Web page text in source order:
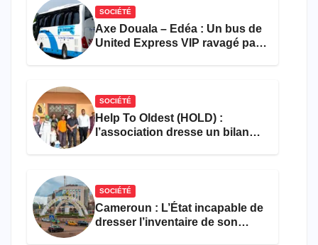
SOCIÉTÉ
Axe Douala – Edéa : Un bus de
United Express VIP ravagé par
SOCIÉTÉ
Help To Oldest (HOLD) :
l’association dresse un bilan
SOCIÉTÉ
Cameroun : L’État incapable de
dresser l’inventaire de son